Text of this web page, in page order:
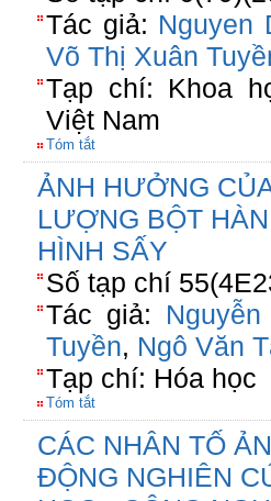
Tác giả: Nguyen
Võ Thị Xuân
Tạp chí: Khoa
Việt Nam
Tóm tắt
ẢNH HƯỞNG
LƯỢNG BỘT
HÌNH SẤY
Số tạp chí
Tác giả:
Tuyền, Ngô Văn
Tạp chí: Hóa học
Tóm tắt
CÁC NHÂN TỐ
ĐỘNG NGHIÊN